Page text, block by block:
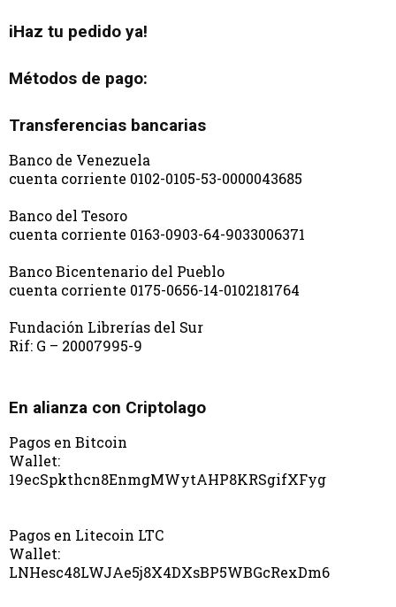
iHaz tu pedido ya!
Métodos de pago:
Transferencias bancarias
Banco de Venezuela
cuenta corriente 0102-0105-53-0000043685
Banco del Tesoro
cuenta corriente 0163-0903-64-9033006371
Banco Bicentenario del Pueblo
cuenta corriente 0175-0656-14-0102181764
Fundación Librerías del Sur
Rif: G – 20007995-9
En alianza con Criptolago
Pagos en Bitcoin
Wallet:
19ecSpkthcn8EnmgMWytAHP8KRSgifXFyg
Pagos en Litecoin LTC
Wallet:
LNHesc48LWJAe5j8X4DXsBP5WBGcRexDm6